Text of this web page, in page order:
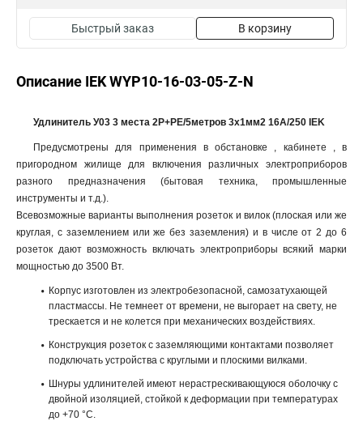
Быстрый заказ В корзину
Описание IEK WYP10-16-03-05-Z-N
Удлинитель У03 3 места 2Р+PЕ/5метров 3х1мм2 16А/250 IEK
Предусмотрены для применения в обстановке , кабинете , в
пригородном жилище для включения различных электроприборов
разного предназначения (бытовая техника, промышленные
инструменты и т.д.).
Всевозможные варианты выполнения розеток и вилок (плоская или же
круглая, с заземлением или же без заземления) и в числе от 2 до 6
розеток дают возможность включать электроприборы всякий марки
мощностью до 3500 Вт.
Корпус изготовлен из электробезопасной, самозатухающей
пластмассы. Не темнеет от времени, не выгорает на свету, не
трескается и не колется при механических воздействиях.
Конструкция розеток с заземляющими контактами позволяет
подключать устройства с круглыми и плоскими вилками.
Шнуры удлинителей имеют нерастрескивающуюся оболочку с
двойной изоляцией, стойкой к деформации при температурах
до +70 °С.